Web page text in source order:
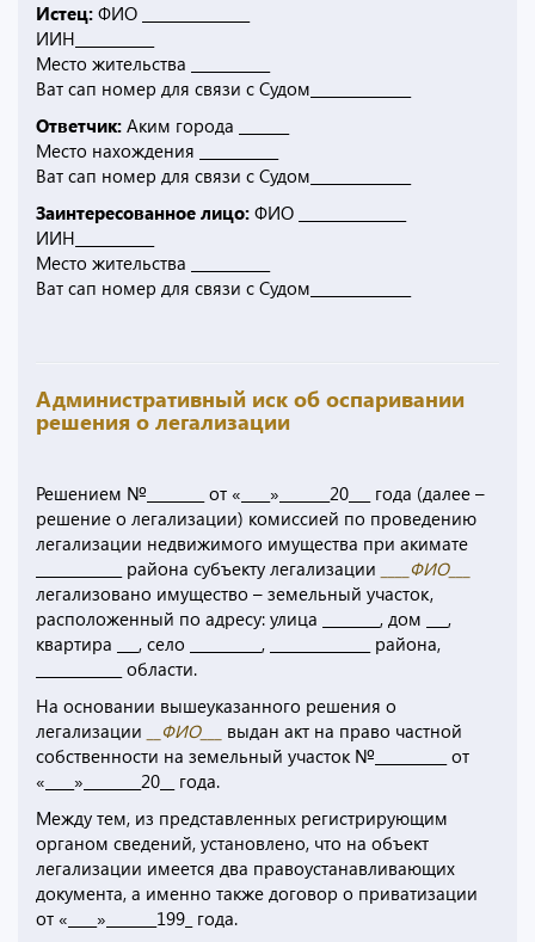
Истец: ФИО _______________
ИИН___________
Место жительства ___________
Ват сап номер для связи с Судом______________
Ответчик: Аким города _______
Место нахождения ___________
Ват сап номер для связи с Судом______________
Заинтересованное лицо: ФИО _______________
ИИН___________
Место жительства ___________
Ват сап номер для связи с Судом______________
Административный иск об оспаривании
решения о легализации
Решением №________ от «____»_______20___ года (далее –
решение о легализации) комиссией по проведению
легализации недвижимого имущества при акимате
____________ района субъекту легализации
____ФИО___
легализовано имущество – земельный участок,
расположенный по адресу: улица ________, дом ___,
квартира ___, село __________, ______________ района,
____________ области.
На основании вышеуказанного решения о
легализации
__ФИО___
выдан акт на право частной
собственности на земельный участок №__________ от
«____»________20__ года.
Между тем, из представленных регистрирующим
органом сведений, установлено, что на объект
легализации имеется два правоустанавливающих
документа, а именно также договор о приватизации
от «____»_______199_ года.